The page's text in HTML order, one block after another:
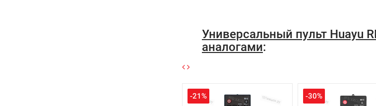
Универсальный пульт Huayu
аналогами:
-21% -30%